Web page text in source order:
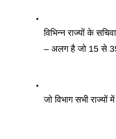
विभिन्न राज्यों के
– अलग है जो 15 से
जो विभाग सभी राज्यों